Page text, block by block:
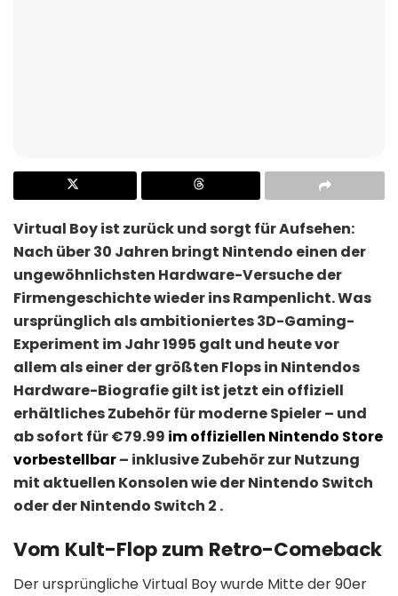
Virtual Boy ist zurück und sorgt für Aufsehen:
Nach über 30 Jahren bringt Nintendo einen der
ungewöhnlichsten Hardware-Versuche der
Firmengeschichte wieder ins Rampenlicht. Was
ursprünglich als ambitioniertes 3D-Gaming-
Experiment im Jahr 1995 galt und heute vor
allem als einer der größten Flops in Nintendos
Hardware-Biografie gilt ist jetzt ein offiziell
erhältliches Zubehör für moderne Spieler – und
ab sofort für €79.99 im offiziellen Nintendo Store
vorbestellbar– inklusive Zubehör zur Nutzung
mit aktuellen Konsolen wie der Nintendo Switch
oder der Nintendo Switch 2 .
Vom Kult-Flop zum Retro-Comeback
Der ursprüngliche Virtual Boy wurde Mitte der 90er